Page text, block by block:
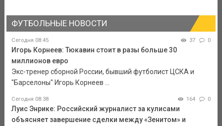
ФУТБОЛЬНЫЕ НОВОСТИ
Сегодня 08:45 37 0
Игорь Корнеев: Тюкавин стоит в разы больше 30
миллионов евро
Экс-тренер сборной России, бывший футболист ЦСКА и
"Барселоны" Игорь Корнеев ...
Сегодня 08:38 164 0
Луис Энрике: Российский журналист за кулисами
объясняет завершение сделки между «Зенитом» и